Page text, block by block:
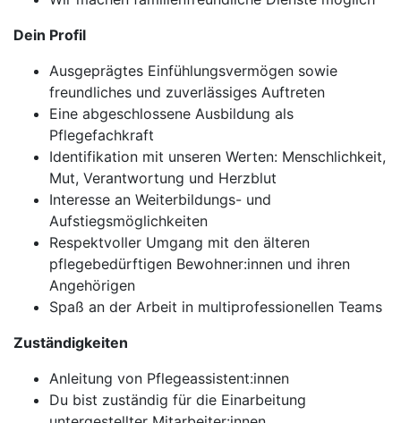
Dein Profil
Ausgeprägtes Einfühlungsvermögen sowie
freundliches und zuverlässiges Auftreten
Eine abgeschlossene Ausbildung als
Pflegefachkraft
Identifikation mit unseren Werten: Menschlichkeit,
Mut, Verantwortung und Herzblut
Interesse an Weiterbildungs- und
Aufstiegsmöglichkeiten
Respektvoller Umgang mit den älteren
pflegebedürftigen Bewohner:innen und ihren
Angehörigen
Spaß an der Arbeit in multiprofessionellen Teams
Zuständigkeiten
Anleitung von Pflegeassistent:innen
Du bist zuständig für die Einarbeitung